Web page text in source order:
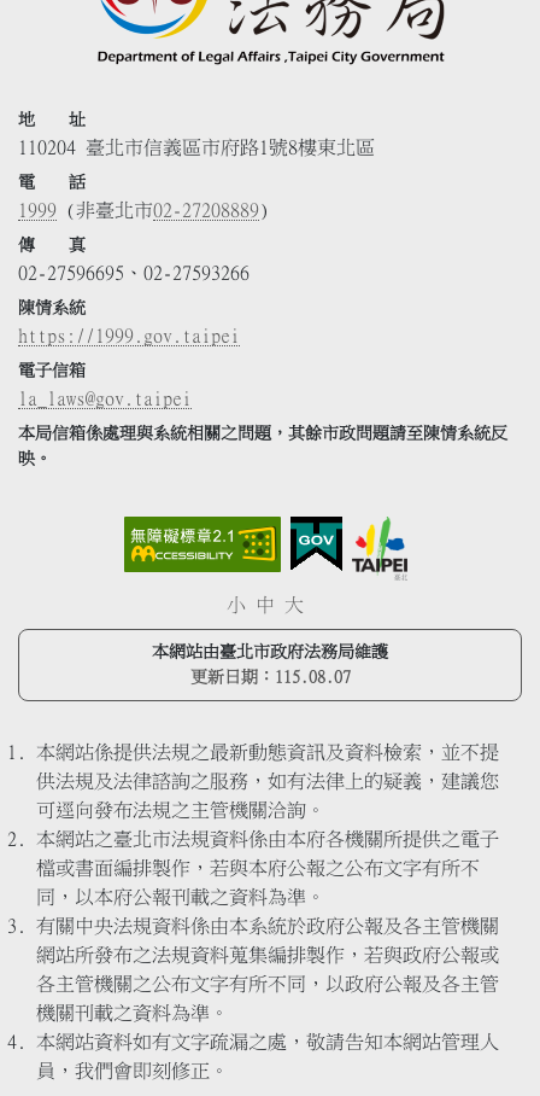
地 址
110204 臺北市信義區市府路1號8樓東北區
電 話
1999 (非臺北市02-27208889)
傳 真
02-27596695、02-27593266
陳情系統
https://1999.gov.taipei
電子信箱
la_laws@gov.taipei
本局信箱係處理與系統相關之問題，其餘市政問題請至陳情系統反
映。
小 中 大
本網站由臺北市政府法務局維護
更新日期： 115.08.07
本網站係提供法規之最新動態資訊及資料檢索，並不提
供法規及法律諮詢之服務，如有法律上的疑義，建議您
可逕向發布法規之主管機關洽詢。
本網站之臺北市法規資料係由本府各機關所提供之電子
檔或書面編排製作，若與本府公報之公布文字有所不
同，以本府公報刊載之資料為準。
有關中央法規資料係由本系統於政府公報及各主管機關
網站所發布之法規資料蒐集編排製作，若與政府公報或
各主管機關之公布文字有所不同，以政府公報及各主管
機關刊載之資料為準。
本網站資料如有文字疏漏之處，敬請告知本網站管理人
員，我們會即刻修正。